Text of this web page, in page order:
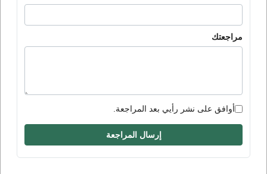
مراجعتك
أوافق على نشر رأيي بعد المراجعة.
إرسال المراجعة